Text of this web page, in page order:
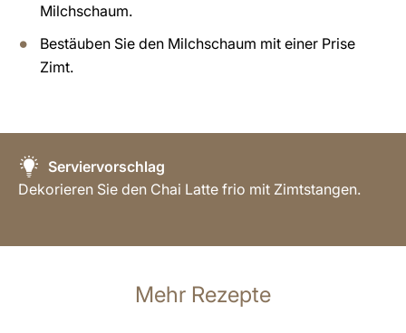
Milchschaum.
Bestäuben Sie den Milchschaum mit einer Prise
Zimt.
Serviervorschlag
Dekorieren Sie den Chai Latte frio mit Zimtstangen.
Mehr Rezepte